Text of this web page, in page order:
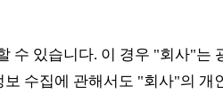
수 있습니다. 이 경우 "회사"
수집에 관해서도 "회사"의 개